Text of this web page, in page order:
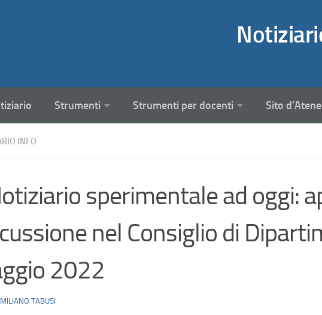
Strumenti Strumenti per docenti Sito
INFO
sperimentale ad oggi:
nel Consiglio di
2022
TABUSI